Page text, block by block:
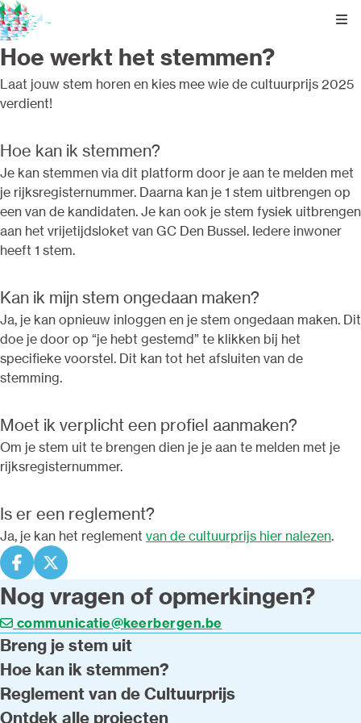
Hoe werkt het stemmen?
Laat jouw stem horen en kies mee wie de cultuurprijs 2025
verdient!
Hoe kan ik stemmen?
Je kan stemmen via dit platform door je aan te melden met
je rijksregisternummer. Daarna kan je 1 stem uitbrengen op
een van de kandidaten. Je kan ook je stem fysiek uitbrengen
aan het vrijetijdsloket van GC Den Bussel. Iedere inwoner
heeft 1 stem.
Kan ik mijn stem ongedaan maken?
Ja, je kan opnieuw inloggen en je stem ongedaan maken. Dit
doe je door op “je hebt gestemd” te klikken bij het
specifieke voorstel. Dit kan tot het afsluiten van de
stemming.
Moet ik verplicht een profiel aanmaken?
Om je stem uit te brengen dien je je aan te melden met je
rijksregisternummer.
Is er een reglement?
Ja, je kan het reglement van de cultuurprijs hier nalezen.
Deel op facebook
Deel op X
Nog vragen of opmerkingen?
communicatie@keerbergen.be
Breng je stem uit
Hoe kan ik stemmen?
Reglement van de Cultuurprijs
Ontdek alle projecten